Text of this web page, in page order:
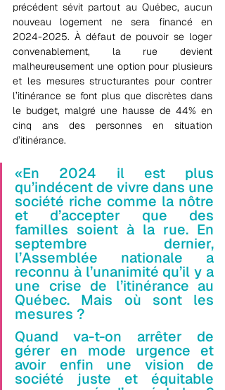
précédent sévit partout au Québec, aucun
nouveau logement ne sera financé en
2024-2025. À défaut de pouvoir se loger
convenablement, la rue devient
malheureusement une option pour plusieurs
et les mesures structurantes pour contrer
l’itinérance se font plus que discrètes dans
le budget, malgré une hausse de 44% en
cinq ans des personnes en situation
d’itinérance.
«En 2024 il est plus
qu’indécent de vivre dans une
société riche comme la nôtre
et d’accepter que des
familles soient à la rue. En
septembre dernier,
l’Assemblée nationale a
reconnu à l’unanimité qu’il y a
une crise de l’itinérance au
Québec. Mais où sont les
mesures ?
Quand va-t-on arrêter de
gérer en mode urgence et
avoir enfin une vision de
société juste et équitable